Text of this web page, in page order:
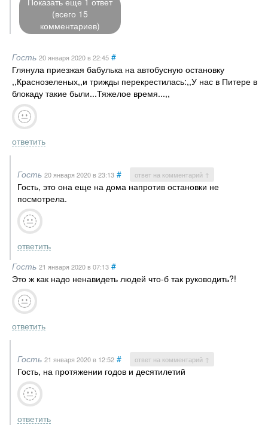
(всего 15
комментариев)
Гость 20 января 2020в 22:45 #
Глянула приезжая бабулька на автобусную остановку
,,Краснозеленых,,и трижды перекрестилась:,,У нас в Питере в
блокаду такие были...Тяжелое время...,,
ответить
Гость 20 января 2020в 23:13 # ответ на комментарий ↑
Гость, это она еще на дома напротив остановки не
посмотрела.
ответить
Гость 21 января 2020в 07:13 #
Это ж как надо ненавидеть людей что-б так руководить?!
ответить
Гость 21 января 2020в 12:52 # ответ на комментарий ↑
Гость, на протяжении годов и десятилетий
ответить